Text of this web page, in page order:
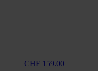
CHF 159.00